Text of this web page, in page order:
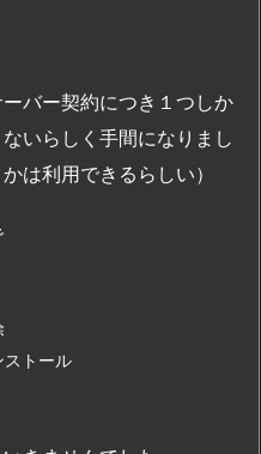
バー契約につき１つしか
いらしく手間になりまし
は利用できるらしい）
トール